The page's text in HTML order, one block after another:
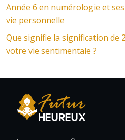
Année 6 en numérologie et
vie personnelle
Que signifie la signification de
votre vie sentimentale ?